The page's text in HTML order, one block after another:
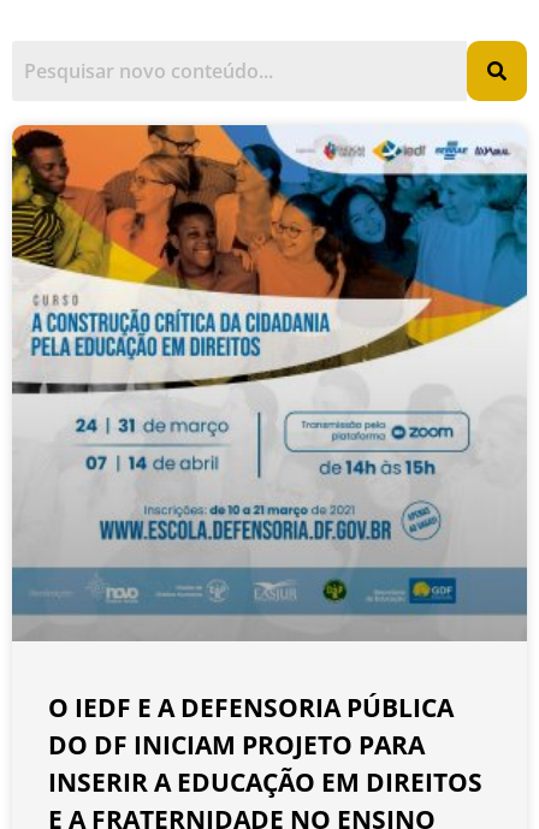
O IEDF E A DEFENSORIA PÚBLICA
DO DF INICIAM PROJETO PARA
INSERIR A EDUCAÇÃO EM DIREITOS
E A FRATERNIDADE NO ENSINO